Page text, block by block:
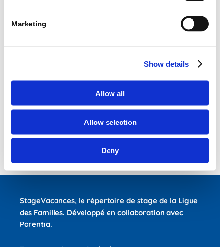
Marketing
Show details
Allow all
Allow selection
Deny
They will discover a big variety of techniques and tools :
chinese ink, coloured inks, engraving techniques,
will also create with the seasons and themes close to
atmosphere is relaxed and pleasant. Learning is focused on
development of personal expression that allows you to be
connected with others.
Every child will be encouraged to explore its fool creative
StageVacances, le répertoire de stage de la Ligue
des Familles. Développé en collaboration avec
Parentia.